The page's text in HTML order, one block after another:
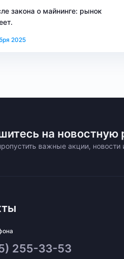
закона о майнинге: рынок
2025
на новостную
важные акции,
255-33-53